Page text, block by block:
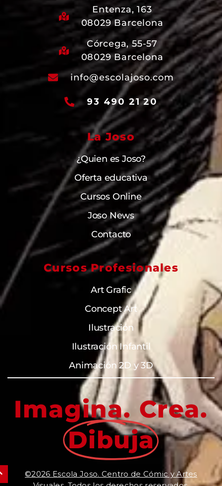
Entenza, 163
08029 Barcelona
Córcega, 55-57
08029 Barcelona
info@escolajoso.com
93 490 21 20
La Joso
¿Quien es Joso?
Oferta educativa
Cursos Online
Joso News
Contacto
Cursos Profesionales
Art Grafic
Concept Art
Ilustración
Ilustración Infantil
Animación 2D y 3D
Imagina. Crea.
Dibuja
©2026 Escola Joso. Centro de Cómic y Artes